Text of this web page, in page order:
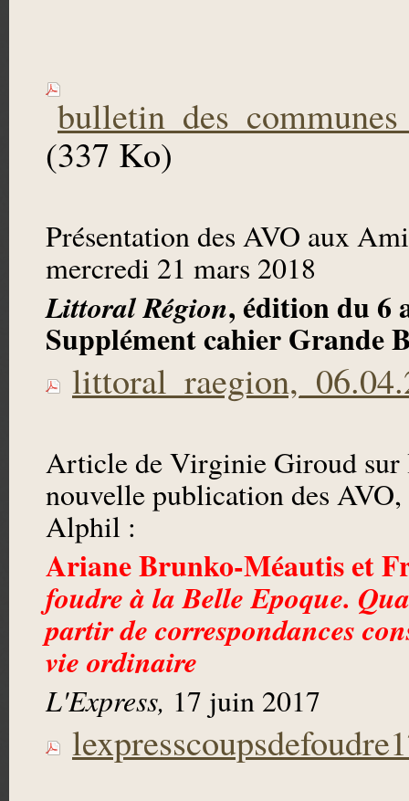
(337 Ko)
Présentation des AVO aux
mercredi 21 mars 2018
Littoral Région, édition du 6
Supplément cahier Grande
Article de Virginie Giroud sur
nouvelle publication des
Alphil :
Ariane Brunko-Méautis et
foudre à la Belle Epoque.
partir de correspondances
vie ordinaire
L'Express, 17 juin 2017